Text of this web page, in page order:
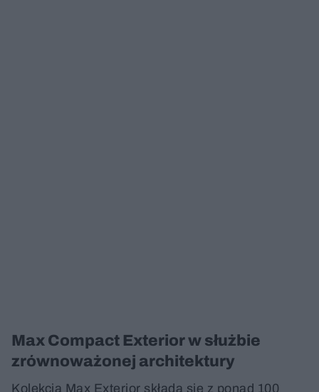
Max Compact Exterior w służbie
zrównoważonej architektury
Kolekcja Max Exterior składa się z ponad 100